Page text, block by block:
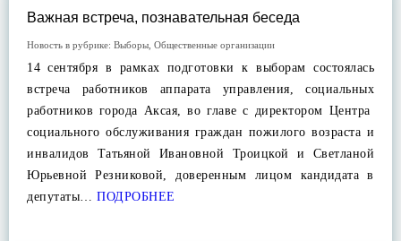
Важная встреча, познавательная беседа
Новость в рубрике: Выборы Общественные организации
14 сентября в рамках подготовки к выборам состоялась
встреча работников аппарата управления, социальных
работников города Аксая, во главе с директором Центра
социального обслуживания граждан пожилого возраста и
инвалидов Татьяной Ивановной Троицкой и Светланой
Юрьевной Резниковой, доверенным лицом кандидата в
депутаты… ПОДРОБНЕЕ